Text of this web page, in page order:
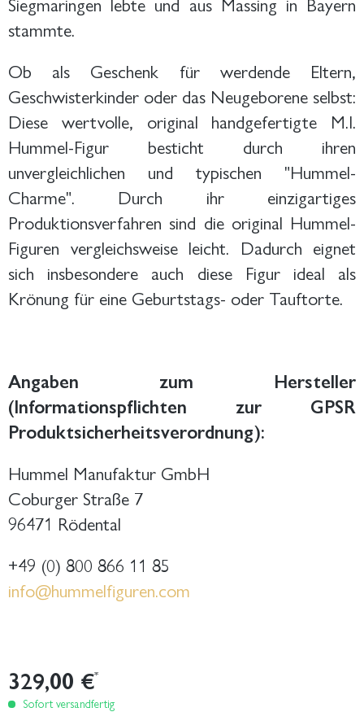
stammte.
Ob als Geschenk für werdende Eltern,
Geschwisterkinder oder das Neugeborene selbst:
Diese wertvolle, original handgefertigte M.I.
Hummel-Figur besticht durch ihren
unvergleichlichen und typischen "Hummel-
Charme". Durch ihr einzigartiges
Produktionsverfahren sind die original Hummel-
Figuren vergleichsweise leicht. Dadurch eignet
sich insbesondere auch diese Figur ideal als
Krönung für eine Geburtstags- oder Tauftorte.
Angaben zum Hersteller
(Informationspflichten zur GPSR
Produktsicherheitsverordnung):
Hummel Manufaktur GmbH
Coburger Straße 7
96471 Rödental
+49 (0) 800 866 11 85
info@hummelfiguren.com
329,00 €*
Sofort versandfertig